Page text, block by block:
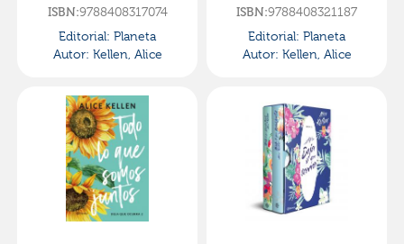
ISBN:9788408317074
Editorial: Planeta
Autor: Kellen, Alice
ISBN:9788408321187
Editorial: Planeta
Autor: Kellen, Alice